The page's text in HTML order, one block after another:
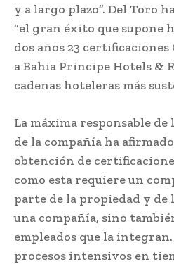
y a largo plazo”. Del Toro
“el gran éxito que supone
dos años 23
a Bahia Principe Hotels &
cadenas hoteleras más
La máxima responsable de
de la compañía ha
obtención de
como esta requiere un
parte de la propiedad y de
una compañía, sino
empleados que la
procesos intensivos en